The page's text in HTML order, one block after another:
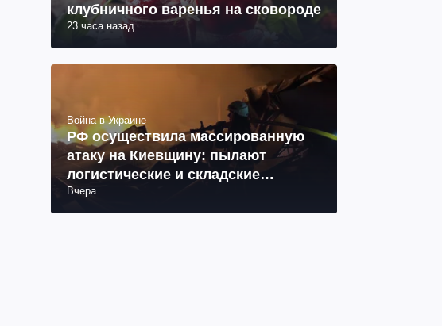
клубничного варенья на сковороде
23 часа назад
Война в Украине
РФ осуществила массированную
атаку на Киевщину: пылают
логистические и складские
комплексы, 14 погибших, 27
раненых (фото, видео)
Вчера